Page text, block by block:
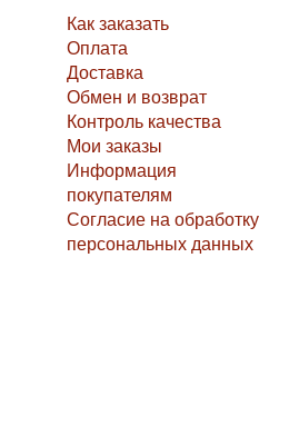
Как заказать
Оплата
Доставка
Обмен и возврат
Контроль качества
Мои заказы
Информация
покупателям
Согласие на обработку
персональных данных